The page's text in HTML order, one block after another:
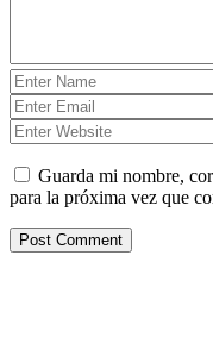
Guarda mi nombre,
para la próxima vez que